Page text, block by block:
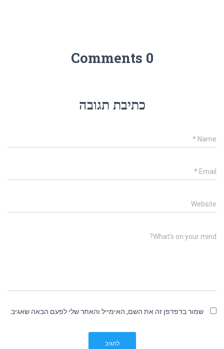
0 Comments
כתיבת תגובה
Name
*
Email
*
Website
What's on your mind?
שמור בדפדפן זה את השם, האימייל והאתר שלי לפעם הבאה שאגיב.